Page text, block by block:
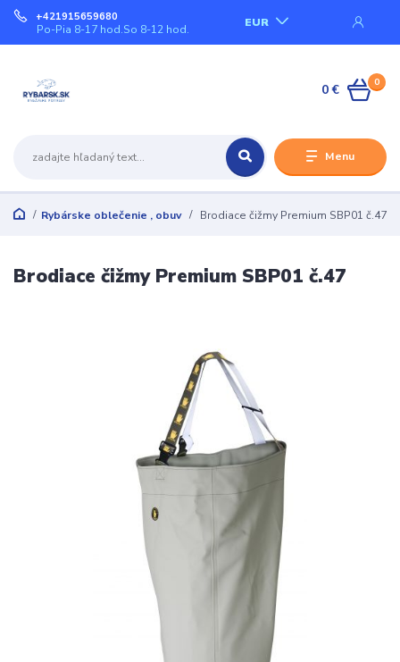
Menu
EUR
+421915659680
Po-Pia 8-17 hod.So 8-12 hod.
0
0 €
Rybárske oblečenie , obuv Brodiace čižmy Premium SBP01 č.47
Brodiace čižmy Premium SBP01 č.47